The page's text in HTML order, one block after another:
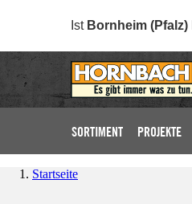
Ist Bornheim (Pfalz)
SORTIMENT PROJEKTE
Startseite